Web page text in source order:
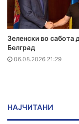
Зеленски во сабота
Белград
06.08.2026 21:29
НАЈЧИТАНИ